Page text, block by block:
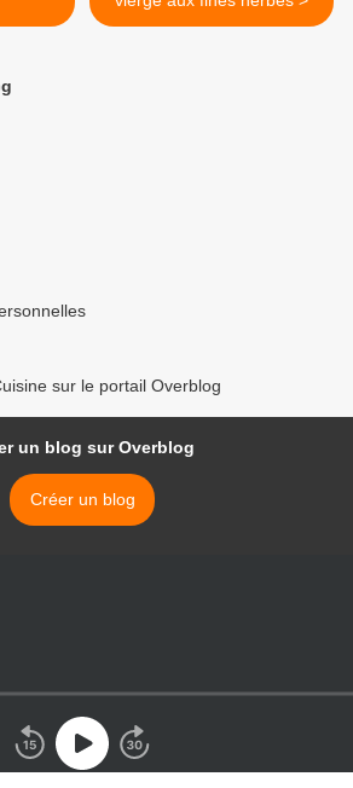
sur le portail Overblog
un blog sur Overblog
Créer un blog